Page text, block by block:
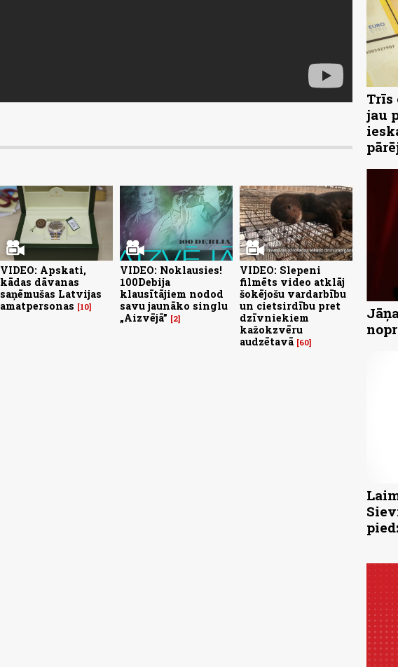
VIDEO: Apskati,
kādas dāvanas
saņēmušas Latvijas
amatpersonas
10
VIDEO: Noklausies!
100Debija
klausītājiem nodod
savu jaunāko singlu
„Aizvējā”
2
VIDEO: Slepeni
filmēts video atklāj
šokējošu vardarbību
un cietsirdību pret
dzīvniekiem
kažokzvēru
audzētavā 60
Trīs
jau